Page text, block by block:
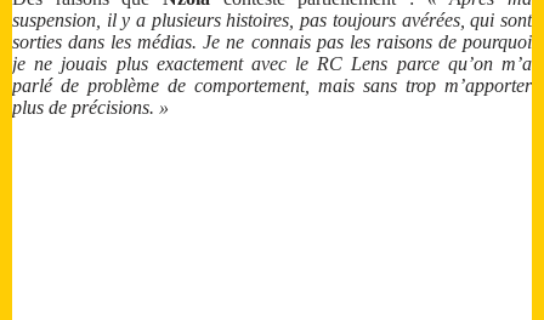
suspension, il y a plusieurs histoires, pas toujours avérées, qui sont
sorties dans les médias. Je ne connais pas les raisons de pourquoi
je ne jouais plus exactement avec le RC Lens parce qu’on m’a
parlé de problème de comportement, mais sans trop m’apporter
plus de précisions. »